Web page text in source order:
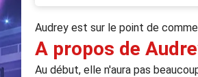
Audrey est sur le point de
A propos de
Au début, elle n'aura pas